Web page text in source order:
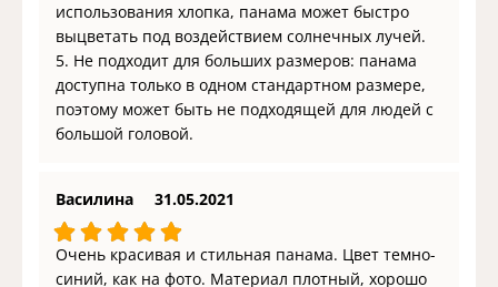
использования хлопка, панама может быстро
выцветать под воздействием солнечных лучей.
5. Не подходит для больших размеров: панама
доступна только в одном стандартном размере,
поэтому может быть не подходящей для людей с
большой головой.
Василина 31.05.2021
Очень красивая и стильная панама. Цвет темно-
синий, как на фото. Материал плотный, хорошо